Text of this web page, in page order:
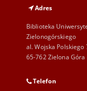
Adres
Biblioteka
Zielonogórskiego
al. Wojska Polskiego
65-762 Zielona Góra
Telefon